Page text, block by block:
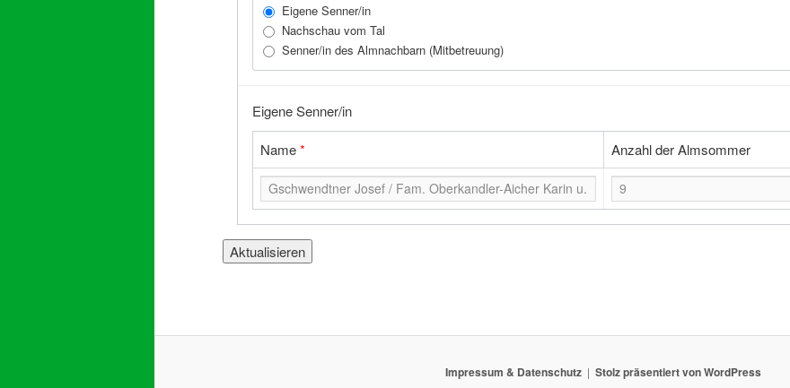
Eigene Senner/in
Nachschau vom Tal
Senner/in des Almnachbarn (Mitbetreuung)
Eigene Senner/in
Name* Anzahl der Almsommer
Impressum & Datenschutz Stolz präsentiert von WordPress